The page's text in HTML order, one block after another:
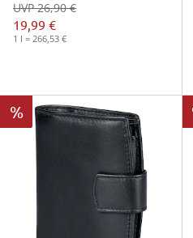
19,99 €
UVP 26,90 €
1 l = 266,53 €
%